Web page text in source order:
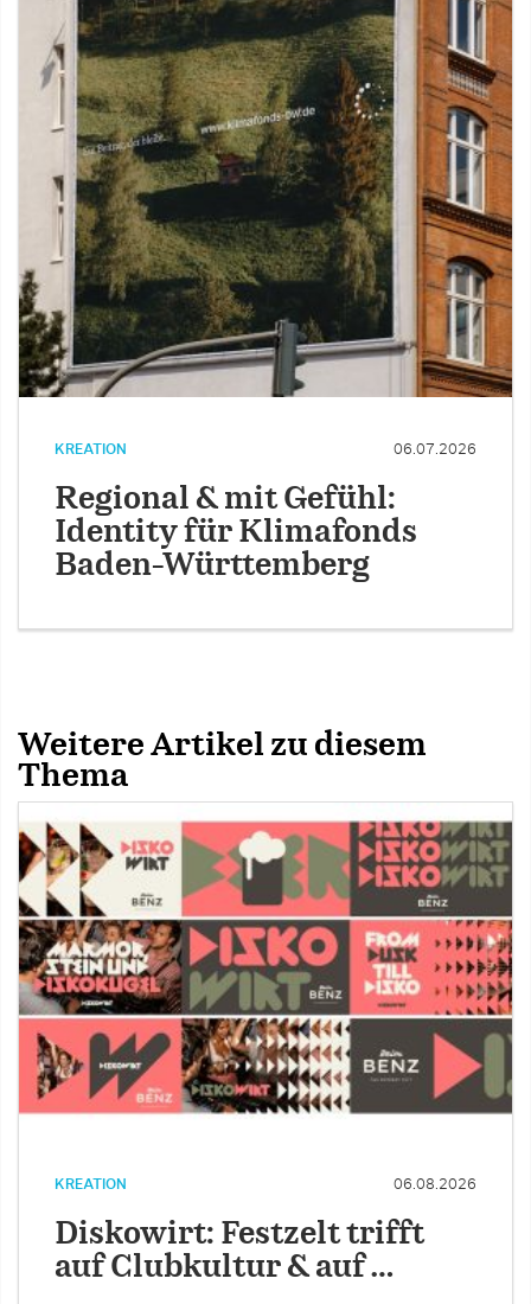
KREATION 06.07.2026
Regional & mit Gefühl:
Identity für Klimafonds
Baden-Württemberg
Weitere Artikel zu diesem
Thema
KREATION 06.08.2026
Diskowirt: Festzelt trifft
auf Clubkultur & auf …